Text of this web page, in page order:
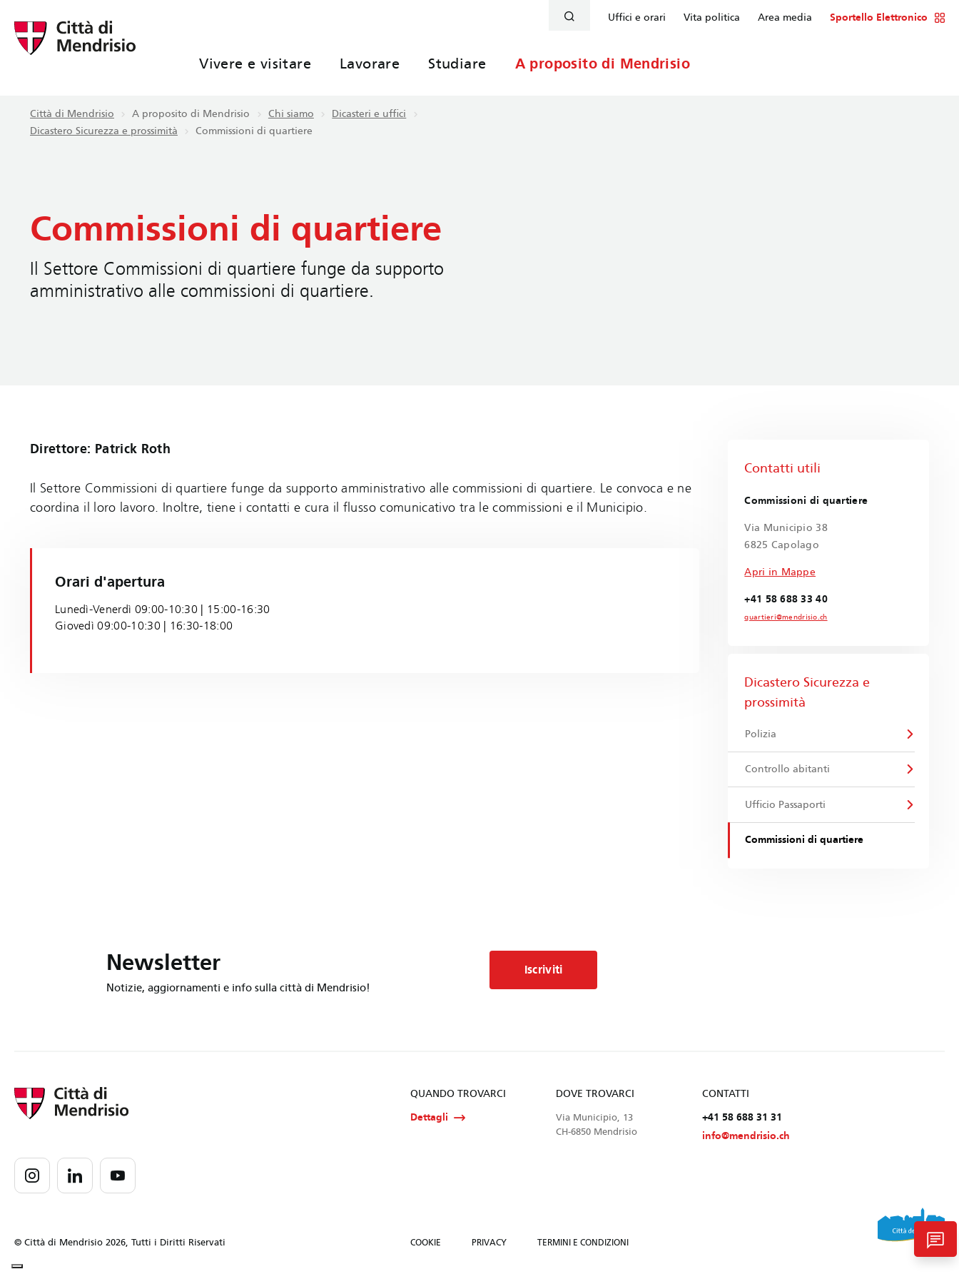
Uffici e orari Vita politica Area media Sportello Elettronico
Vivere e visitare Lavorare Studiare A proposito di Mendrisio
Città di Mendrisio A proposito di Mendrisio Chi siamo
Dicasteri e uffici
Dicastero Sicurezza e prossimità
Commissioni di quartiere
Commissioni di quartiere
Il Settore Commissioni di quartiere funge da supporto
amministrativo alle commissioni di quartiere.
Direttore: Patrick Roth
Il Settore Commissioni di quartiere funge da supporto amministrativo alle commissioni di quartiere. Le convoca e ne
coordina il loro lavoro. Inoltre, tiene i contatti e cura il flusso comunicativo tra le commissioni e il Municipio.
Orari d'apertura
Lunedì-Venerdì 09:00-10:30 | 15:00-16:30
Giovedì 09:00-10:30 | 16:30-18:00
Contatti utili
Commissioni di quartiere
Via Municipio 38
6825 Capolago
Apri in Mappe
+41 58 688 33 40
quartieri@mendrisio.ch
Dicastero Sicurezza e
prossimità
Polizia
Controllo abitanti
Ufficio Passaporti
Commissioni di quartiere
Newsletter
Notizie, aggiornamenti e info sulla città di Mendrisio!
Iscriviti
QUANDO TROVARCI
Dettagli
CONTATTI
+41 58 688 31 31
info@mendrisio.ch
DOVE TROVARCI
Via Municipio, 13
CH-6850 Mendrisio
COOKIE PRIVACY TERMINI E CONDIZIONI
© Città di Mendrisio 2026, Tutti i Diritti Riservati chat